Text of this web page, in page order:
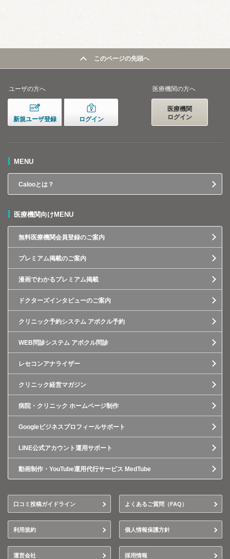
このページの先頭へ
ユーザの方へ
新規ユーザ登録 ログイン
医療機関の方へ
医療機関
ログイン
MENU
Calooとは？
医療機関向けMENU
無料医療機関会員登録のご案内
プレミアム掲載のご案内
漫画でわかるプレミアム掲載
ドクターズインタビューのご案内
クリニック予約システム アポクル予約
WEB問診システム アポクル問診
レセコンアナライザー
クリニック経営マガジン
病院・クリニック ホームページ制作
Googleビジネスプロフィールサポート
LINE公式アカウント運用サポート
動画制作・YouTube運用代行サービス MedTube
口コミ投稿ガイドライン よくあるご質問（FAQ）
利用規約 個人情報保護方針
運営会社 採用情報